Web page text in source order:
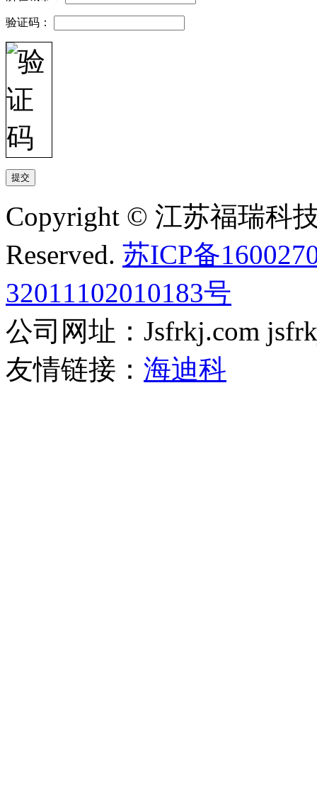
验证码：
Copyright © 江苏福瑞科
Reserved. 苏ICP备
32011102010183号
公司网址：Jsfrkj.com
友情链接： 海迪科